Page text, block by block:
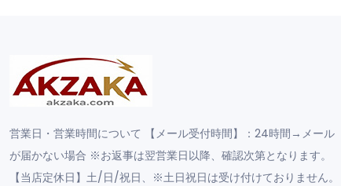
営業日・営業時間について 【メール受付時間】：24時間→メール
が届かない場合 ※お返事は翌営業日以降、確認次第となります。
【当店定休日】土/日/祝日、※土日祝日は受け付けておりません。